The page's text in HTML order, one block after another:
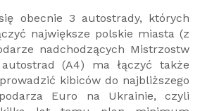
obecnie 3 autostrady, których
największe polskie miasta (z
nadchodzących Mistrzostw
(A4) ma łączyć także
kibiców do najbliższego
Euro na Ukrainie, czyli